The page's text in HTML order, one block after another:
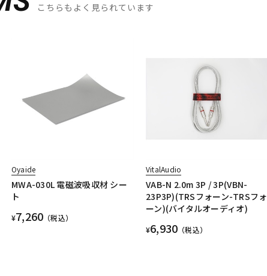
こちらもよく見られています
Oyaide
MWA-030L 電磁波吸収材 シー
ト
¥7,260 （税込）
VitalAudio
VAB-N 2.0m 3P / 3P(VBN-
23P3P)(TRSフォーン-TRSフォ
ーン)(バイタルオーディオ)
¥6,930 （税込）